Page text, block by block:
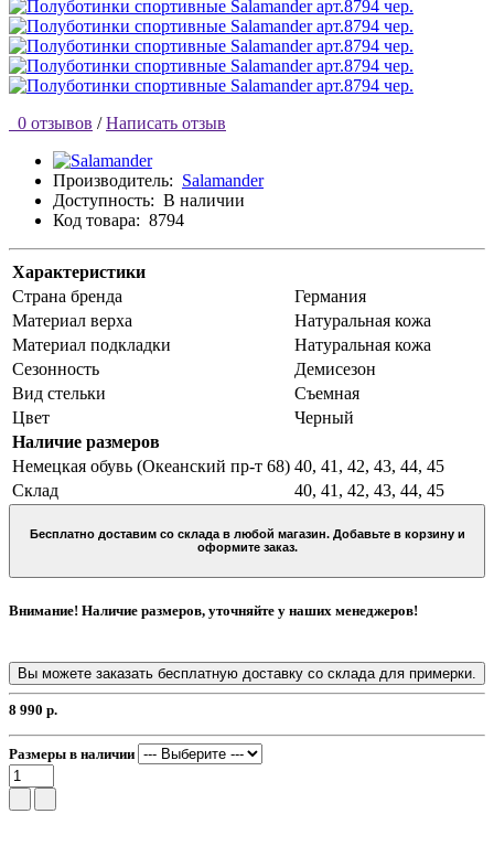
0 отзывов / Написать отзыв
Производитель: Salamander
Доступность: В наличии
Код товара: 8794
Характеристики
Страна бренда
Германия
Материал верха
Натуральная кожа
Материал подкладки
Натуральная кожа
Сезонность
Демисезон
Вид стельки
Съемная
Цвет
Черный
Наличие размеров
Немецкая обувь (Океанский пр-т 68) 40, 41, 42, 43, 44, 45
Склад
40, 41, 42, 43, 44, 45
Бесплатно доставим со склада в любой магазин. Добавьте в корзину и
оформите заказ.
Внимание! Наличие размеров, уточняйте у наших менеджеров!
Вы можете заказать бесплатную доставку со склада для примерки.
8 990 р.
Размеры в наличии